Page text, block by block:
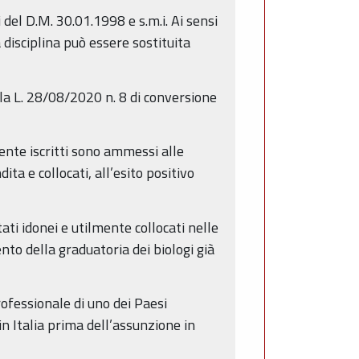
D.M. 30.01.1998 e s.m.i. Ai sensi
può essere sostituita
L. 28/08/2020 n. 8 di conversione
iscritti sono ammessi alle
e collocati, all’esito positivo
idonei e utilmente collocati nelle
della graduatoria dei biologi già
di uno dei Paesi
Italia prima dell’assunzione in